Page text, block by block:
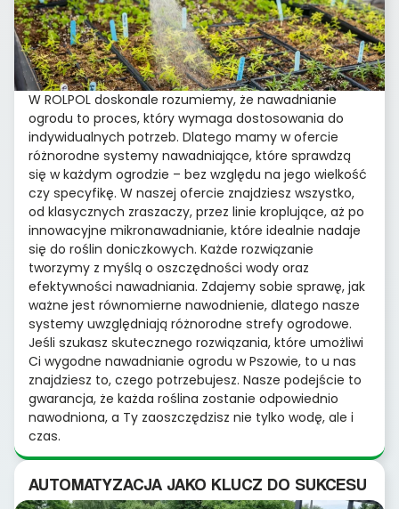
W ROLPOL doskonale rozumiemy, że nawadnianie
ogrodu to proces, który wymaga dostosowania do
indywidualnych potrzeb. Dlatego mamy w ofercie
różnorodne systemy nawadniające, które sprawdzą
się w każdym ogrodzie – bez względu na jego wielkość
czy specyfikę. W naszej ofercie znajdziesz wszystko,
od klasycznych zraszaczy, przez linie kroplujące, aż po
innowacyjne mikronawadnianie, które idealnie nadaje
się do roślin doniczkowych. Każde rozwiązanie
tworzymy z myślą o oszczędności wody oraz
efektywności nawadniania. Zdajemy sobie sprawę, jak
ważne jest równomierne nawodnienie, dlatego nasze
systemy uwzględniają różnorodne strefy ogrodowe.
Jeśli szukasz skutecznego rozwiązania, które umożliwi
Ci wygodne nawadnianie ogrodu w Pszowie, to u nas
znajdziesz to, czego potrzebujesz. Nasze podejście to
gwarancja, że każda roślina zostanie odpowiednio
nawodniona, a Ty zaoszczędzisz nie tylko wodę, ale i
czas.
AUTOMATYZACJA JAKO KLUCZ DO SUKCESU